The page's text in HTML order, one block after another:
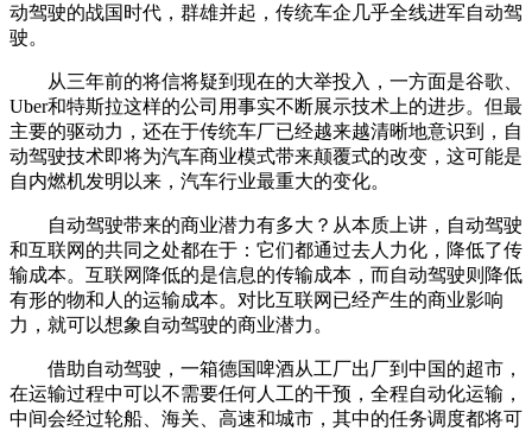
动驾驶的战国时代，群雄并起，传统车企几乎全线进军自动驾
驶。
从三年前的将信将疑到现在的大举投入，一方面是谷歌、
Uber和特斯拉这样的公司用事实不断展示技术上的进步。但最
主要的驱动力，还在于传统车厂已经越来越清晰地意识到，自
动驾驶技术即将为汽车商业模式带来颠覆式的改变，这可能是
自内燃机发明以来，汽车行业最重大的变化。
自动驾驶带来的商业潜力有多大？从本质上讲，自动驾驶
和互联网的共同之处都在于：它们都通过去人力化，降低了传
输成本。互联网降低的是信息的传输成本，而自动驾驶则降低
有形的物和人的运输成本。对比互联网已经产生的商业影响
力，就可以想象自动驾驶的商业潜力。
借助自动驾驶，一箱德国啤酒从工厂出厂到中国的超市，
在运输过程中可以不需要任何人工的干预，全程自动化运输，
中间会经过轮船、海关、高速和城市，其中的任务调度都将可